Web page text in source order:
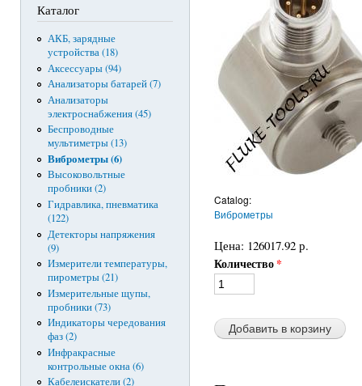
Каталог
АКБ, зарядные
устройства (18)
Аксессуары (94)
Анализаторы батарей (7)
Анализаторы
электроснабжения (45)
Беспроводные
мультиметры (13)
Виброметры (6)
Высоковольтные
пробники (2)
Гидравлика, пневматика
(122)
Детекторы напряжения
(9)
Измерители температуры,
пирометры (21)
Измерительные щупы,
пробники (73)
Индикаторы чередования
фаз (2)
Инфракрасные
контрольные окна (6)
Кабелеискатели (2)
Catalog:
Виброметры
Цена: 126017.92 р.
Количество*